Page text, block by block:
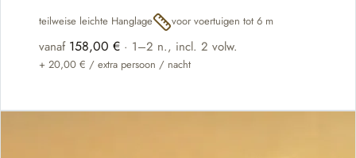
teilweise leichte Hanglage voor voertuigen tot 6 m
vanaf 158,00 € · 1–2 n., incl. 2 volw.
+ 20,00 € / extra persoon / nacht